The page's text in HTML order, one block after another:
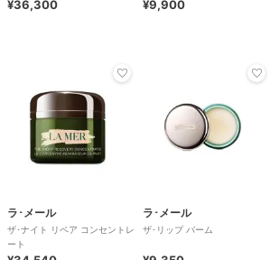
¥36,300 ¥9,900
ラ･メール
ザ･ナイト リペア コンセントレ
ート
ラ･メール
ザ･リップ バーム